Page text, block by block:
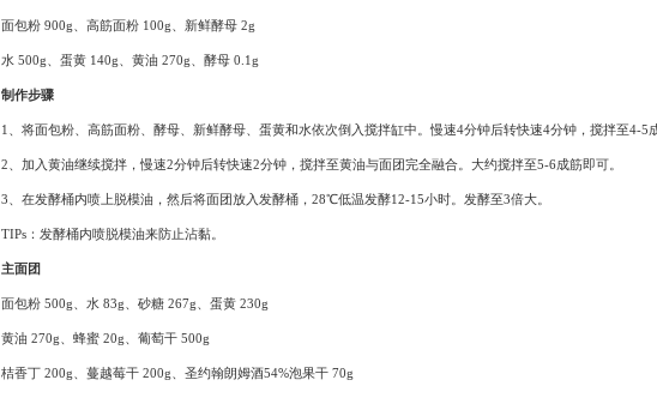
面包粉 900g、高筋面粉 100g、新鲜酵母 2g
水 500g、蛋黄 140g、黄油 270g、酵母 0.1g
制作步骤
1、将面包粉、高筋面粉、酵母、新鲜酵母、蛋黄和水依次倒入搅拌缸中。慢速4分钟后转快速4分钟，搅拌至4-5
2、加入黄油继续搅拌，慢速2分钟后转快速2分钟，搅拌至黄油与面团完全融合。大约搅拌至5-6成筋即可。
3、在发酵桶内喷上脱模油，然后将面团放入发酵桶，28℃低温发酵12-15小时。发酵至3倍大。
TIPs：发酵桶内喷脱模油来防止沾黏。
主面团
面包粉 500g、水 83g、砂糖 267g、蛋黄 230g
黄油 270g、蜂蜜 20g、葡萄干 500g
桔香丁 200g、蔓越莓干 200g、圣约翰朗姆酒54%泡果干 70g